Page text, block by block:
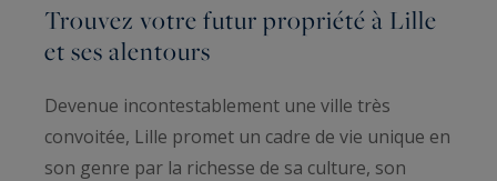
Trouvez votre futur propriété à Lille
et ses alentours
Devenue incontestablement une ville très
convoitée, Lille promet un cadre de vie unique en
son genre par la richesse de sa culture, son